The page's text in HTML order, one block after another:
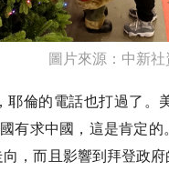
圖片來源：中新
倫的電話也打過了。
有求中國，這是肯定
，而且影響到拜登政